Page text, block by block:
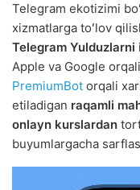
Telegram ekotizimi
xizmatlarga toʻlov
Telegram Yulduzlarni
Apple va Google orqali
PremiumBot orqali
etiladigan raqamli
onlayn kurslardan
buyumlargacha